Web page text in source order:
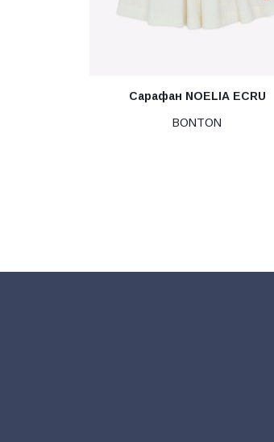
Сарафан NOELIA ECRU
BONTON